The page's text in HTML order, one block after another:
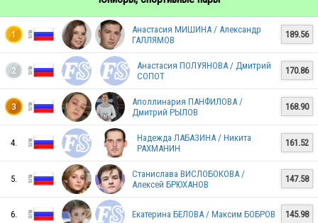
RUS
RUS
RUS
RUS
1
Анастасия МИШИНА / Александр
ГАЛЛЯМОВ
189.56
2
Анастасия ПОЛУЯНОВА / Дмитрий
СОПОТ
170.86
3
Аполлинария ПАНФИЛОВА /
Дмитрий РЫЛОВ
168.90
4.
Надежда ЛАБАЗИНА / Никита
РАХМАНИН
161.52
5.
Станислава ВИСЛОБОКОВА /
Алексей БРЮХАНОВ
147.58
6. Екатерина БЕЛОВА / Максим БОБРОВ 145.98